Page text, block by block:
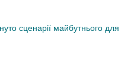
сценарії майбутнього для